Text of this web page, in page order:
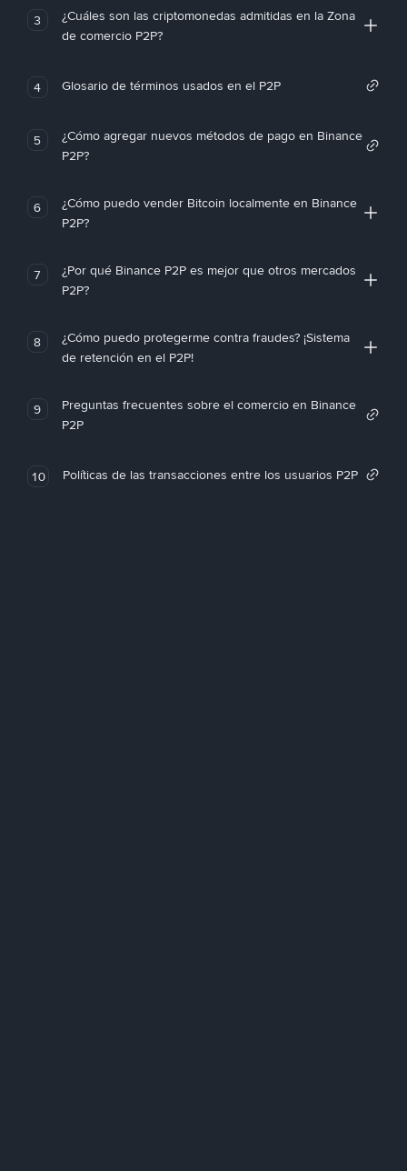
3
¿Cuáles son las criptomonedas admitidas en la Zona
de comercio P2P?
4 Glosario de términos usados en el P2P
5
¿Cómo agregar nuevos métodos de pago en Binance
P2P?
6
¿Cómo puedo vender Bitcoin localmente en Binance
P2P?
7
¿Por qué Binance P2P es mejor que otros mercados
P2P?
8
¿Cómo puedo protegerme contra fraudes? ¡Sistema
de retención en el P2P!
9
Preguntas frecuentes sobre el comercio en Binance
P2P
10 Políticas de las transacciones entre los usuarios P2P